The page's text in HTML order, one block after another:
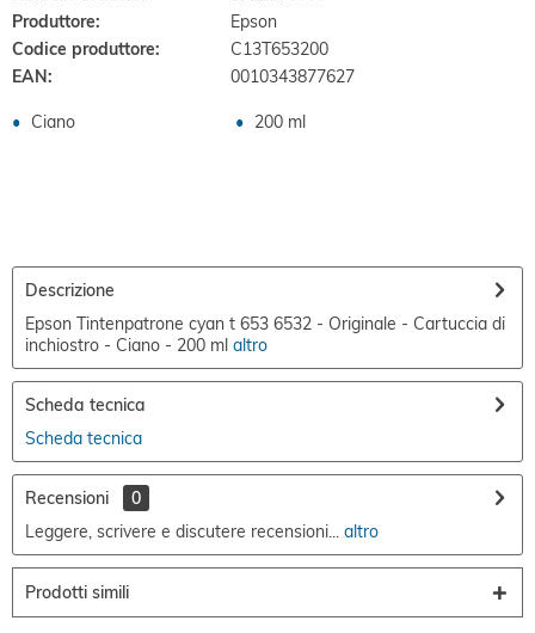
Produttore:
Epson
Codice produttore:
C13T653200
EAN:
0010343877627
Ciano 200 ml
Descrizione
Epson Tintenpatrone cyan t 653 6532 - Originale - Cartuccia di
inchiostro - Ciano - 200 ml altro
Scheda tecnica
Scheda tecnica
Recensioni
0
Leggere, scrivere e discutere recensioni... altro
Prodotti simili